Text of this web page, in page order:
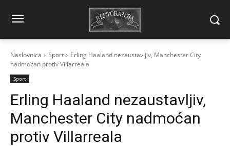
Naslovnica Sport
Erling Haaland nezaustavljiv, Manchester City
nadmoćan protiv Villarreala
Sport
Erling Haaland nezaustavljiv,
Manchester City nadmoćan
protiv Villarreala